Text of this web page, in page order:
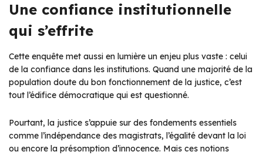
Une confiance institutionnelle
qui s’effrite
Cette enquête met aussi en lumière un enjeu plus vaste : celui
de la confiance dans les institutions. Quand une majorité de la
population doute du bon fonctionnement de la justice, c’est
tout l’édifice démocratique qui est questionné.
Pourtant, la justice s’appuie sur des fondements essentiels
comme l’indépendance des magistrats, l’égalité devant la loi
ou encore la présomption d’innocence. Mais ces notions